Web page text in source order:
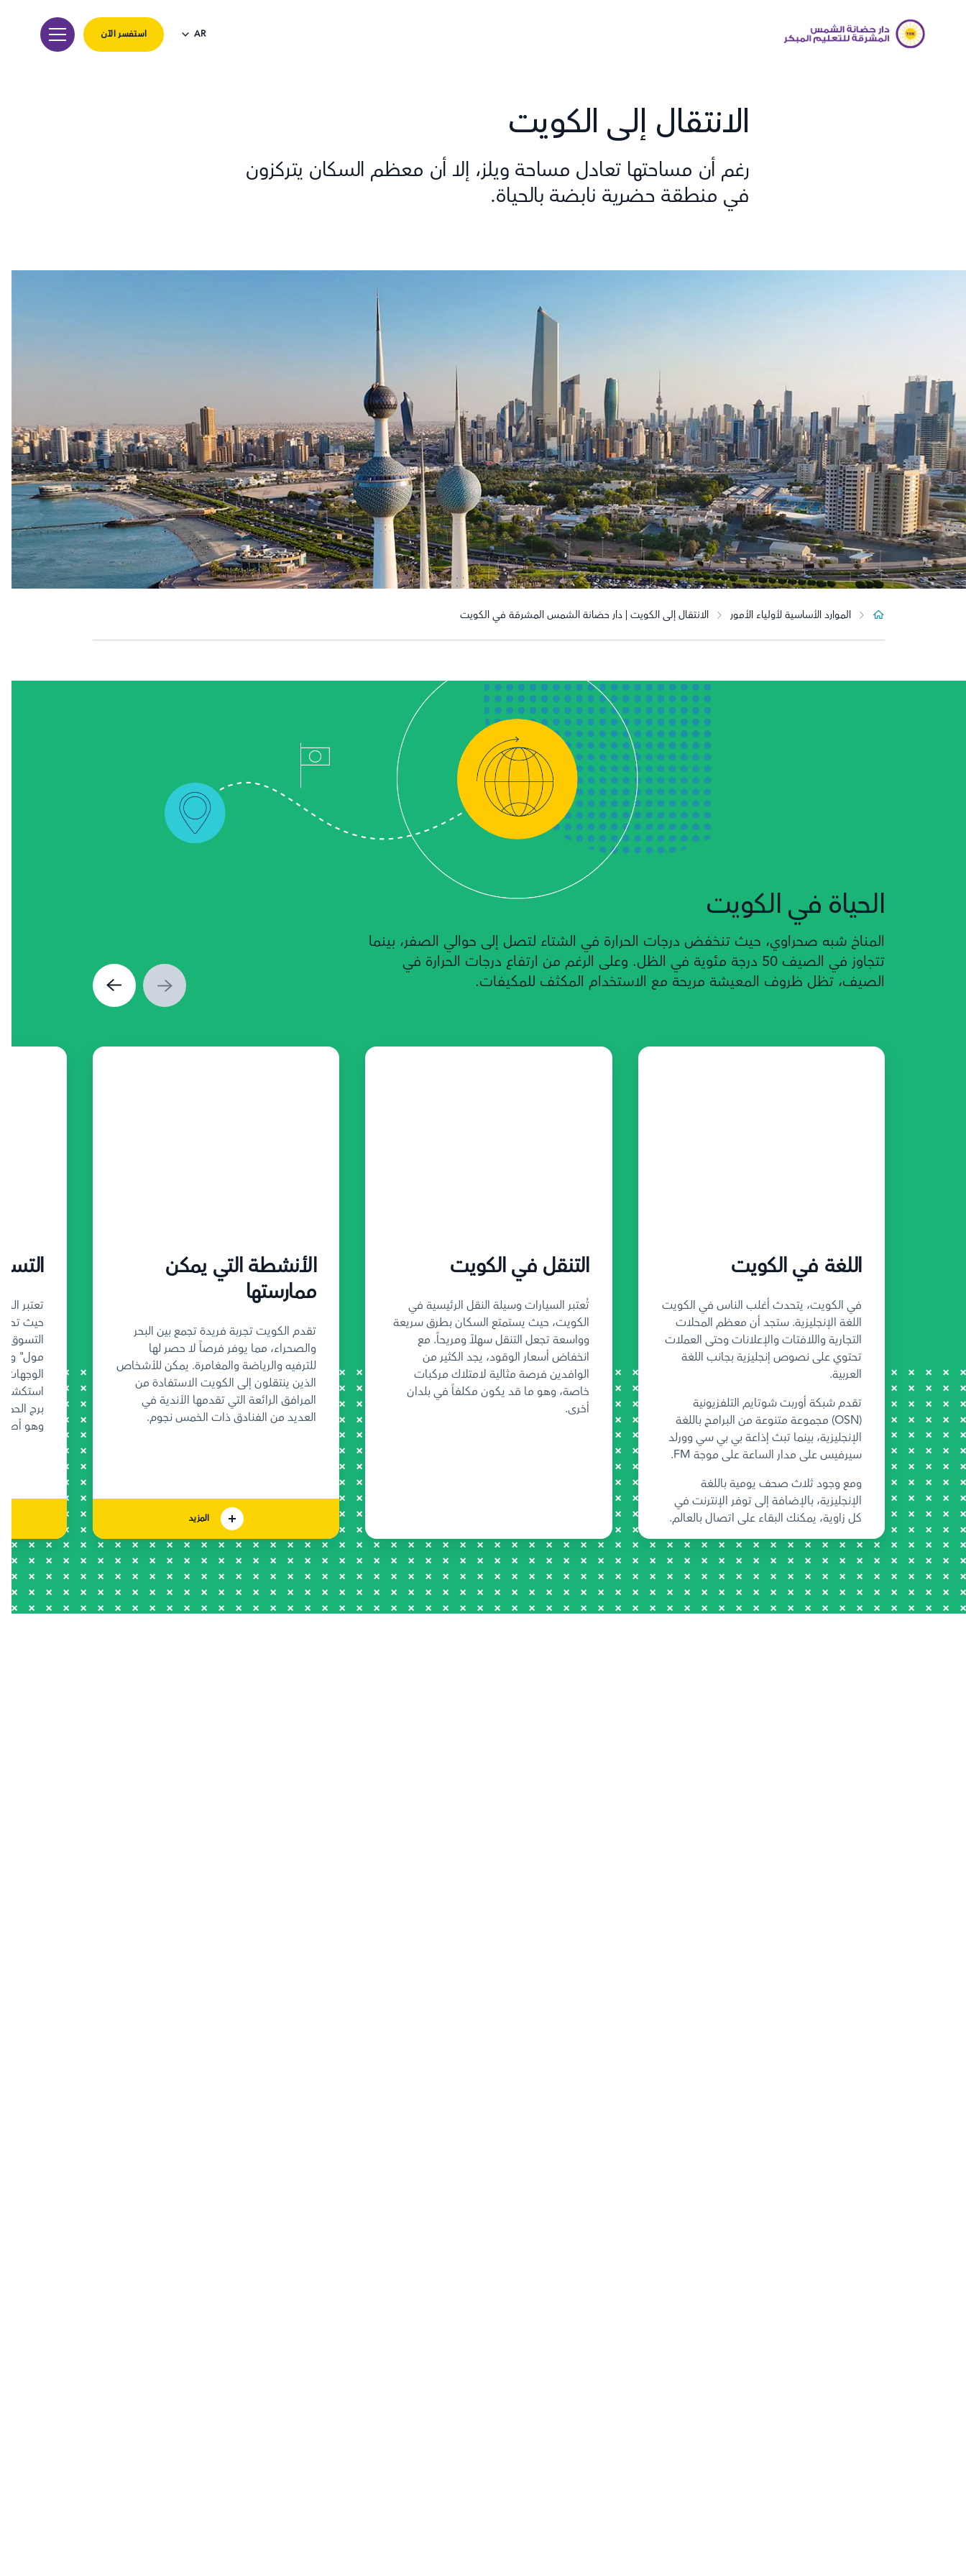
AR استفسر الآن
الانتقال إلى الكويت
رغم أن مساحتها تعادل مساحة ويلز، إلا أن معظم السكان يتركزون
في منطقة حضرية نابضة بالحياة.
الموارد الأساسية لأولياء الأمور الانتقال إلى الكويت | دار حضانة الشمس المشرقة في الكويت
الحياة في الكويت
المناخ شبه صحراوي، حيث تنخفض درجات الحرارة في الشتاء لتصل إلى حوالي الصفر، بينما
تتجاوز في الصيف 50 درجة مئوية في الظل. وعلى الرغم من ارتفاع درجات الحرارة في
الصيف، تظل ظروف المعيشة مريحة مع الاستخدام المكثف للمكيفات.
اللغة في الكويت
في الكويت، يتحدث أغلب الناس في الكويت
اللغة الإنجليزية. ستجد أن معظم المحلات
التجارية واللافتات والإعلانات وحتى العملات
تحتوي على نصوص إنجليزية بجانب اللغة
العربية.
تقدم شبكة أوربت شوتايم التلفزيونية
(OSN) مجموعة متنوعة من البرامج باللغة
الإنجليزية، بينما تبث إذاعة بي بي سي وورلد
سيرفيس على مدار الساعة على موجة FM.
ومع وجود ثلاث صحف يومية باللغة
الإنجليزية، بالإضافة إلى توفر الإنترنت في
كل زاوية، يمكنك البقاء على اتصال بالعالم.
التنقل في الكويت
تُعتبر السيارات وسيلة النقل الرئيسية في
الكويت، حيث يستمتع السكان بطرق سريعة
وواسعة تجعل التنقل سهلاً ومريحاً. مع
انخفاض أسعار الوقود، يجد الكثير من
الوافدين فرصة مثالية لامتلاك مركبات
خاصة، وهو ما قد يكون مكلفاً في بلدان
أخرى.
الأنشطة التي يمكن
ممارستها
تقدم الكويت تجربة فريدة تجمع بين البحر
والصحراء، مما يوفر فرصاً لا حصر لها
للترفيه والرياضة والمغامرة. يمكن للأشخاص
الذين ينتقلون إلى الكويت الاستفادة من
المرافق الرائعة التي تقدمها الأندية في
العديد من الفنادق ذات الخمس نجوم.
المزيد
تعتبر
حيث
مول"
الوجهات
وهو